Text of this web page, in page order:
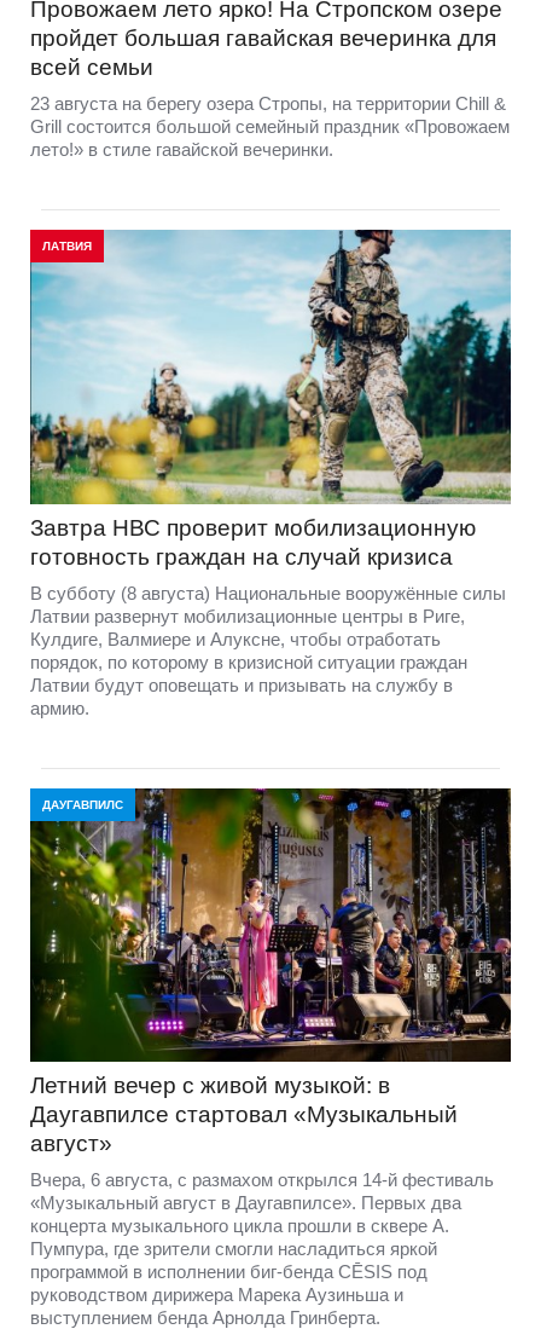
Провожаем лето ярко! На Стропском озере
пройдет большая гавайская вечеринка для
всей семьи
23 августа на берегу озера Стропы, на территории Chill &
Grill состоится большой семейный праздник «Провожаем
лето!» в стиле гавайской вечеринки.
ЛАТВИЯ
Завтра НВС проверит мобилизационную
готовность граждан на случай кризиса
В субботу (8 августа) Национальные вооружённые силы
Латвии развернут мобилизационные центры в Риге,
Кулдиге, Валмиере и Алуксне, чтобы отработать
порядок, по которому в кризисной ситуации граждан
Латвии будут оповещать и призывать на службу в
армию.
ДАУГАВПИЛС
Летний вечер с живой музыкой: в
Даугавпилсе стартовал «Музыкальный
август»
Вчера, 6 августа, с размахом открылся 14-й фестиваль
«Музыкальный август в Даугавпилсе». Первых два
концерта музыкального цикла прошли в сквере А.
Пумпура, где зрители смогли насладиться яркой
программой в исполнении биг-бенда CĒSIS под
руководством дирижера Марека Аузиньша и
выступлением бенда Арнолда Гринберта.